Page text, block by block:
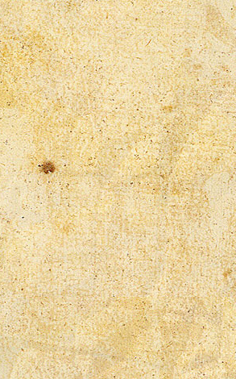
15-12-2010
24-10-2010
17-07-2010
30-06-2010
18-04-2010
09-03-2010
10-01-2010
02-03-2010
14-12-2009
15-03-2009
10-03-2009
2009
14-12-2008